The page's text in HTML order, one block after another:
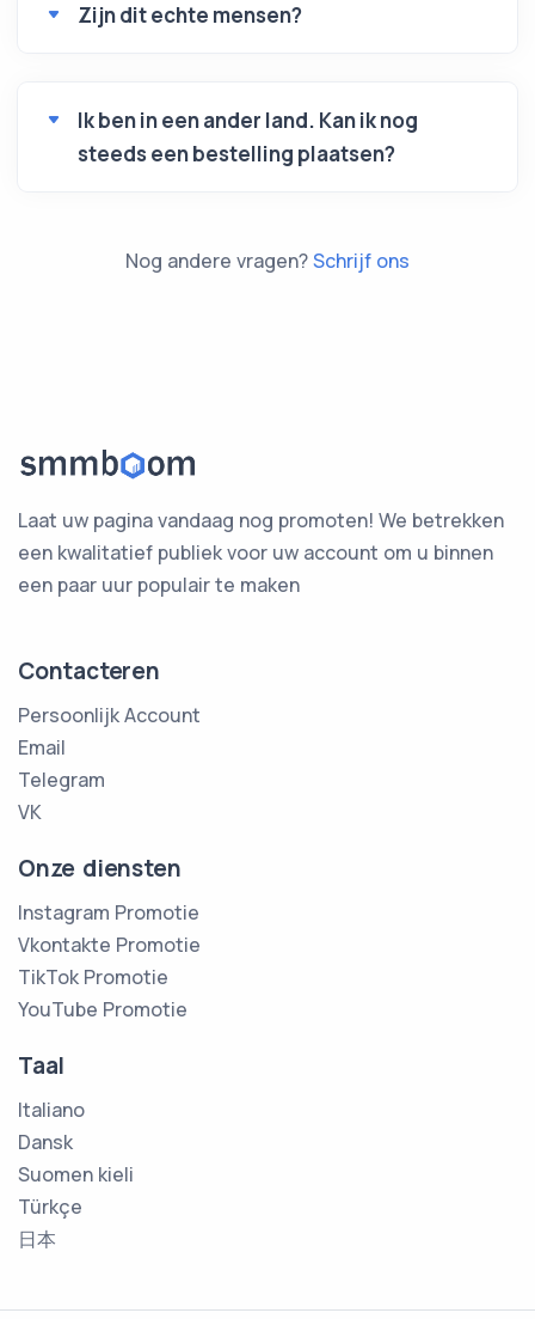
Zijn dit echte mensen?
Ik ben in een ander land. Kan ik nog
steeds een bestelling plaatsen?
Nog andere vragen?Schrijf ons
Laat uw pagina vandaag nog promoten! We betrekken
een kwalitatief publiek voor uw account om u binnen
een paar uur populair te maken
Contacteren
Persoonlijk Account
Email
Telegram
VK
Onze diensten
Instagram Promotie
Vkontakte Promotie
TikTok Promotie
YouTube Promotie
Taal
Italiano
Dansk
Suomen kieli
Türkçe
日本